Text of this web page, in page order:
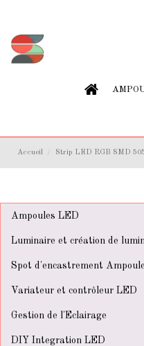
Accueil Strip LED RGB SMD
Ampoules LED
Luminaire et création de
Spot d'encastrement Ampoule
Variateur et contrôleur LED
Gestion de l'Eclairage
DIY Integration LED